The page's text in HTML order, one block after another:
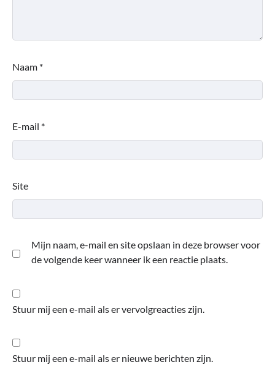
Naam *
E-mail *
Site
Mijn naam, e-mail en site opslaan in deze browser voor
de volgende keer wanneer ik een reactie plaats.
Stuur mij een e-mail als er vervolgreacties zijn.
Stuur mij een e-mail als er nieuwe berichten zijn.